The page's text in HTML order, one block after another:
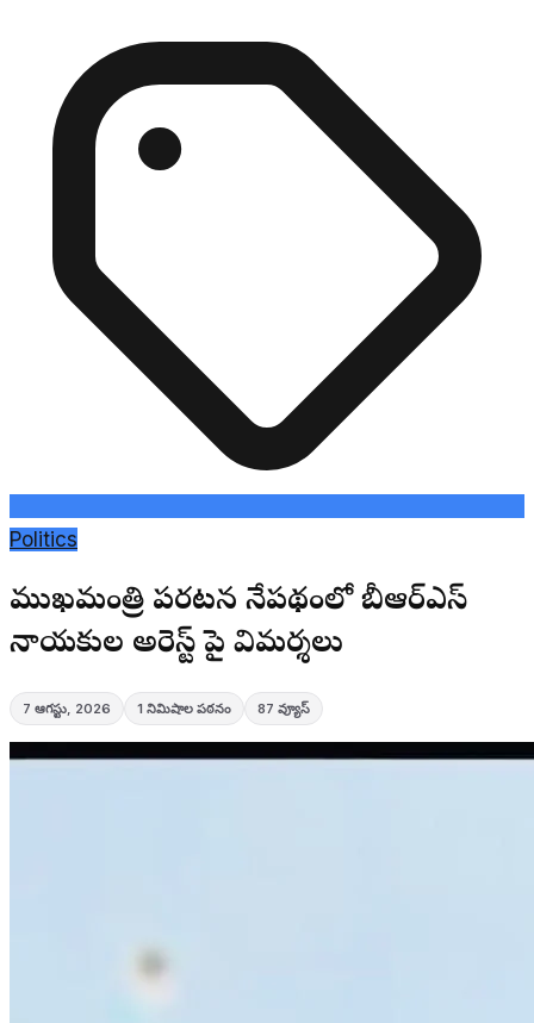
Politics
ముఖ్యమంత్రి పర్యటన నేపథ్యంలో బీఆర్ఎస్
నాయకుల అరెస్ట్ పై విమర్శలు
7 ఆగస్టు, 2026 1 నిమిషాల పఠనం 87 వ్యూస్